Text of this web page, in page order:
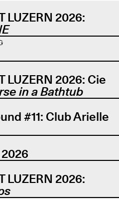
LUZERN 2026:
LUZERN 2026: Cie
in a Bathtub
#11: Club Arielle
LUZERN 2026: